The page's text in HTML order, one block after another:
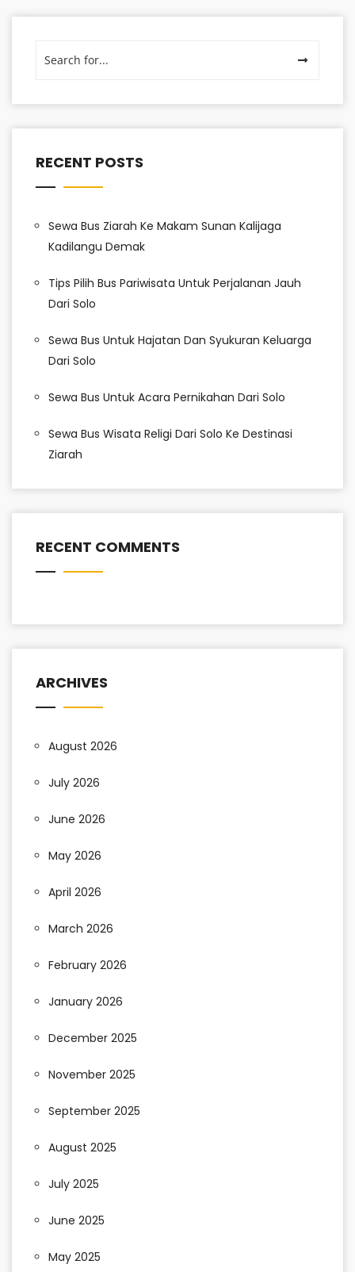
RECENT POSTS
Sewa Bus Ziarah Ke Makam Sunan Kalijaga
Kadilangu Demak
Tips Pilih Bus Pariwisata Untuk Perjalanan Jauh
Dari Solo
Sewa Bus Untuk Hajatan Dan Syukuran Keluarga
Dari Solo
Sewa Bus Untuk Acara Pernikahan Dari Solo
Sewa Bus Wisata Religi Dari Solo Ke Destinasi
Ziarah
RECENT COMMENTS
ARCHIVES
August 2026
July 2026
June 2026
May 2026
April 2026
March 2026
February 2026
January 2026
December 2025
November 2025
September 2025
August 2025
July 2025
June 2025
May 2025